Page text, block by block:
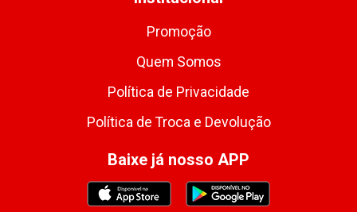
Promoção
Quem Somos
Política de Privacidade
Política de Troca e Devolução
Baixe já nosso APP